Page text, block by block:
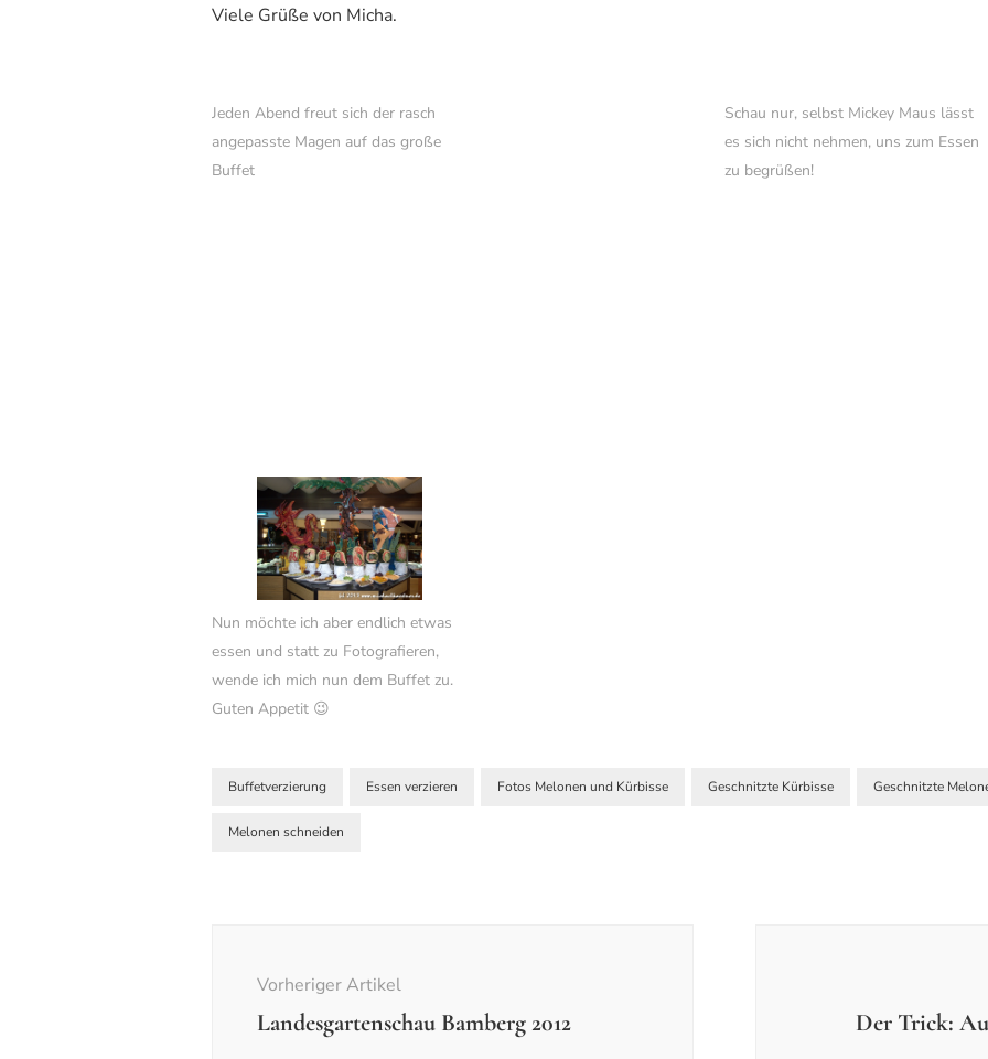
Viele Grüße von Micha.
Jeden Abend freut sich der rasch
angepasste Magen auf das große
Buffet
Schau nur, selbst Mickey Maus lässt
es sich nicht nehmen, uns zum Essen
zu begrüßen!
Nun möchte ich aber endlich etwas
essen und statt zu Fotografieren,
wende ich mich nun dem Buffet zu.
Guten Appetit 😉
Buffetverzierung Essen verzieren Fotos Melonen und Kürbisse Geschnitzte Kürbisse Geschnitzte
Melonen schneiden
Vorheriger Artikel
Landesgartenschau Bamberg 2012
Der Trick: